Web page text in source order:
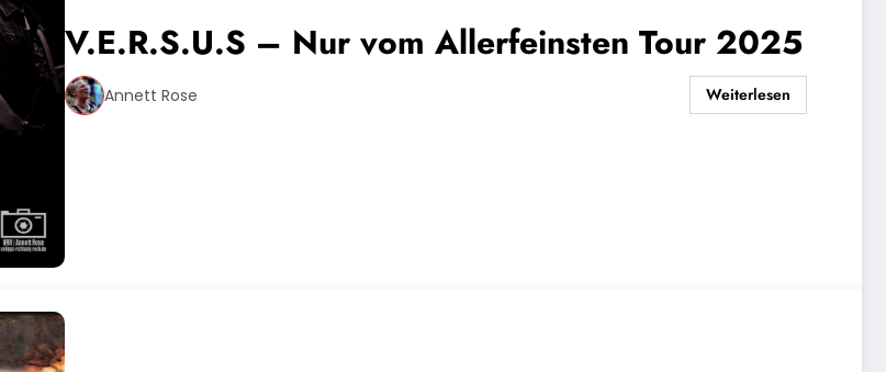
V.E.R.S.U.S – Nur vom Allerfeinsten Tour 2025
Annett Rose Weiterlesen